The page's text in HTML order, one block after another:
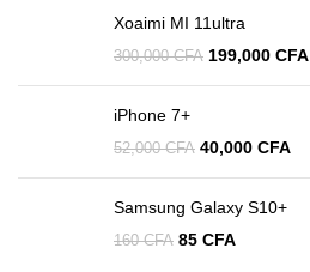
Xoaimi MI 11ultra
300,000CFA 199,000 CFA
iPhone 7+
52,000CFA 40,000 CFA
Samsung Galaxy S10+
160CFA 85 CFA